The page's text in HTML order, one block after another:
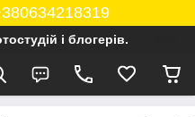
і блогерів.